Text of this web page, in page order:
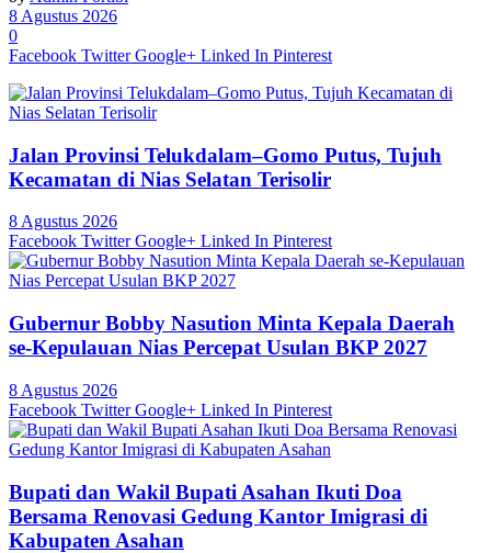
8 Agustus 2026
0
Facebook Twitter Google+ Linked In Pinterest
Jalan Provinsi Telukdalam–Gomo Putus, Tujuh
Kecamatan di Nias Selatan Terisolir
8 Agustus 2026
Facebook Twitter Google+ Linked In Pinterest
Gubernur Bobby Nasution Minta Kepala Daerah
se-Kepulauan Nias Percepat Usulan BKP 2027
8 Agustus 2026
Facebook Twitter Google+ Linked In Pinterest
Bupati dan Wakil Bupati Asahan Ikuti Doa
Bersama Renovasi Gedung Kantor Imigrasi di
Kabupaten Asahan